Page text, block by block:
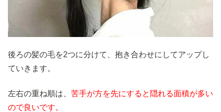
後ろの髪の毛を2つに分けて、抱き合わせにしてアップし
ていきます。
左右の重ね順は、 苦手が方を先にすると隠れる面積が多い
ので良いです。